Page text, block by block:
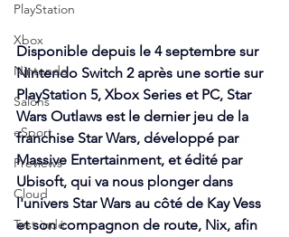
PlayStation
Xbox
Nintendo
Salons
eSport
Previews
Cloud
Test indé
Disponible depuis le 4 septembre sur
Nintendo Switch 2 après une sortie sur
PlayStation 5, Xbox Series et PC, Star
Wars Outlaws est le dernier jeu de la
franchise Star Wars, développé par
Massive Entertainment, et édité par
Ubisoft, qui va nous plonger dans
l'univers Star Wars au côté de Kay Vess
et son compagnon de route, Nix, afin